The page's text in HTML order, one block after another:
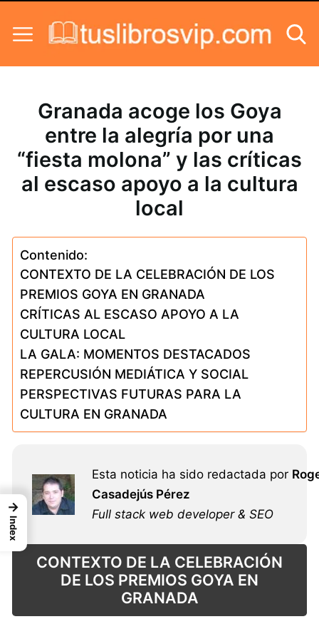
Granada acoge los Goya
entre la alegría por una
“fiesta molona” y las críticas
al escaso apoyo a la cultura
local
Contenido:
CONTEXTO DE LA CELEBRACIÓN DE LOS
PREMIOS GOYA EN GRANADA
CRÍTICAS AL ESCASO APOYO A LA
CULTURA LOCAL
LA GALA: MOMENTOS DESTACADOS
REPERCUSIÓN MEDIÁTICA Y SOCIAL
PERSPECTIVAS FUTURAS PARA LA
CULTURA EN GRANADA
Esta noticia ha sido redactada por
Casadejús Pérez
Full stack web developer & SEO
CONTEXTO DE LA CELEBRACIÓN
DE LOS PREMIOS GOYA EN
GRANADA
→
Index